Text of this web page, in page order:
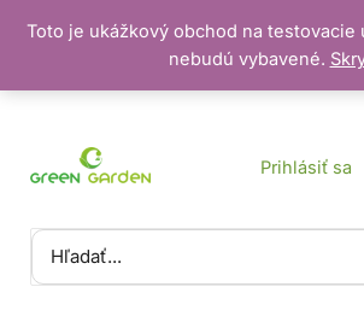
Toto je ukážkový obchod na testovacie
nebudú vybavené.
Vyhľadať:
Prihlásiť sa